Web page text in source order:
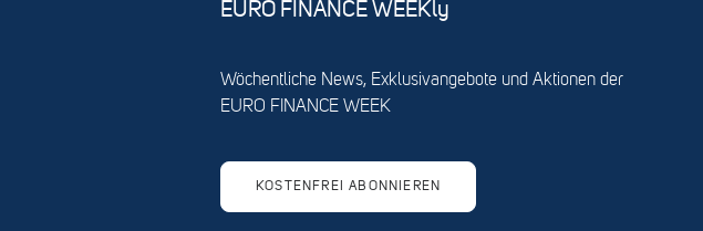
EURO FINANCE WEEKly
Wöchentliche News, Exklusivangebote und Aktionen der
EURO FINANCE WEEK
KOSTENFREI ABONNIEREN